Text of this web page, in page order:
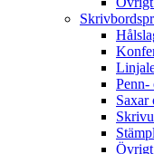
Penn-
Saxar